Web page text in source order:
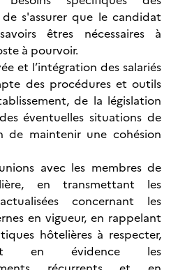
s'assurer que le candidat
êtres nécessaires à
à pourvoir.
et l’intégration des salariés
des procédures et outils
de la législation
éventuelles situations de
de maintenir une cohésion
avec les membres de
en transmettant les
concernant les
en vigueur, en rappelant
hôtelières à respecter,
en évidence les